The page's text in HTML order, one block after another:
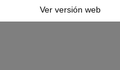
Ver versión web